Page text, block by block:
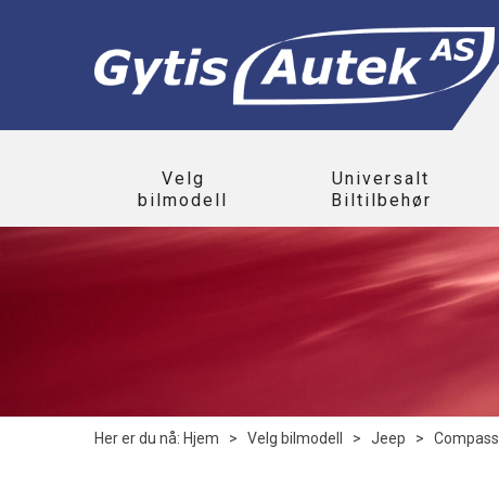
Velg
bilmodell
Universalt
Biltilbehør
Her er du nå: Hjem > Velg bilmodell > Jeep > Compass